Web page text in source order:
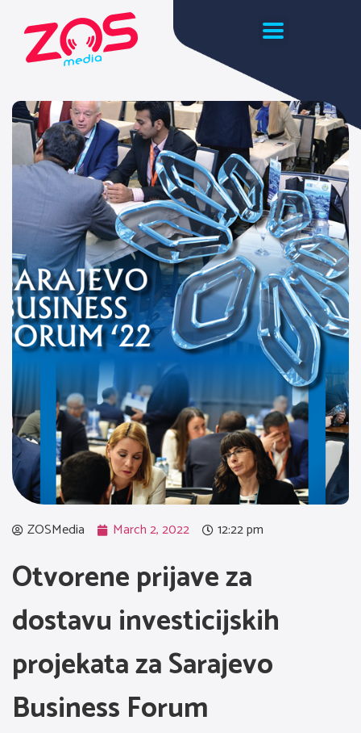
ZOSMedia March 2, 2022 12:22 pm
Otvorene prijave za
dostavu investicijskih
projekata za Sarajevo
Business Forum